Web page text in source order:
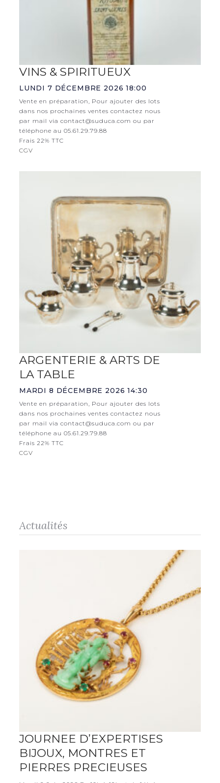
VINS & SPIRITUEUX
LUNDI 7 DÉCEMBRE 2026 18:00
Vente en préparation, Pour ajouter des lots
dans nos prochaines ventes contactez nous
par mail via contact@suduca.com ou par
téléphone au 05.61.29.79.88
Frais 22% TTC
CGV
ARGENTERIE & ARTS DE
LA TABLE
MARDI 8 DÉCEMBRE 2026 14:30
Vente en préparation, Pour ajouter des lots
dans nos prochaines ventes contactez nous
par mail via contact@suduca.com ou par
téléphone au 05.61.29.79.88
Frais 22% TTC
CGV
Actualités
JOURNEE D’EXPERTISES
BIJOUX, MONTRES ET
PIERRES PRECIEUSES